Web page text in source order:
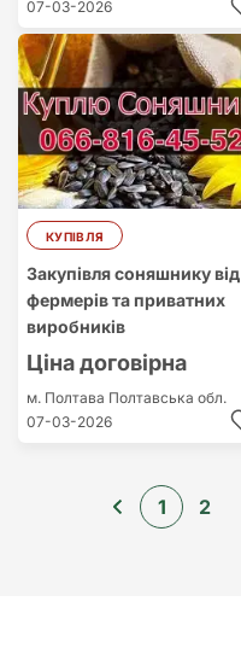
07-03-2026
КУПІВЛЯ
Закупівля соняшнику від
фермерів та приватних
виробників
Ціна договірна
м. Полтава Полтавська обл.
07-03-2026
1 2